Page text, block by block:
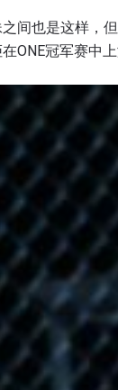
间也是这样，
ONE冠军赛中上